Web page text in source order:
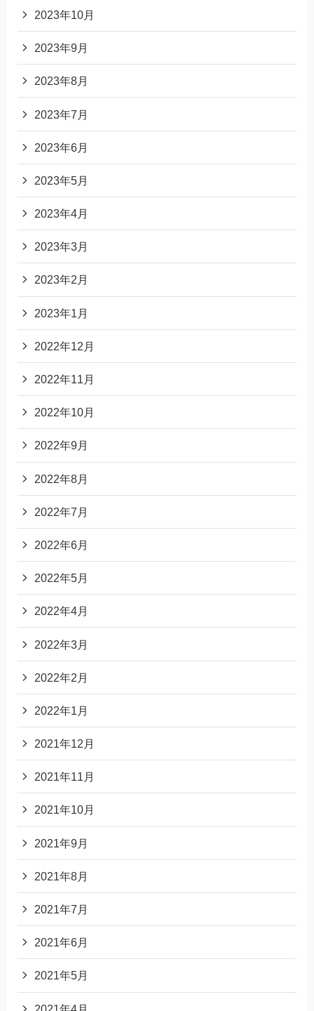
2023年10月
2023年9月
2023年8月
2023年7月
2023年6月
2023年5月
2023年4月
2023年3月
2023年2月
2023年1月
2022年12月
2022年11月
2022年10月
2022年9月
2022年8月
2022年7月
2022年6月
2022年5月
2022年4月
2022年3月
2022年2月
2022年1月
2021年12月
2021年11月
2021年10月
2021年9月
2021年8月
2021年7月
2021年6月
2021年5月